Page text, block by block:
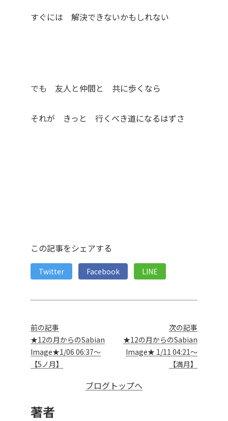
すぐには 解決できないかもしれない
でも 友人と仲間と 共に歩くなら
それが きっと 行くべき道になるはずさ
この記事をシェアする
Twitter Facebook LINE
前の記事
★12の月からのSabian
Image★1/06 06:37～
【5ノ月】
次の記事
★12の月からのSabian
Image★ 1/11 04:21～
【満月】
ブログトップへ
著者